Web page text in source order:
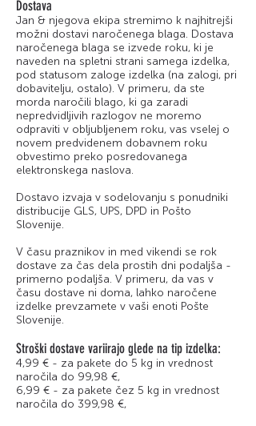
Dostava
Jan & njegova ekipa stremimo k najhitrejši
možni dostavi naročenega blaga. Dostava
naročenega blaga se izvede roku, ki je
naveden na spletni strani samega izdelka,
pod statusom zaloge izdelka (na zalogi, pri
dobavitelju, ostalo). V primeru, da ste
morda naročili blago, ki ga zaradi
nepredvidljivih razlogov ne moremo
odpraviti v obljubljenem roku, vas vselej o
novem predvidenem dobavnem roku
obvestimo preko posredovanega
elektronskega naslova.
Dostavo izvaja v sodelovanju s ponudniki
distribucije GLS, UPS, DPD in Pošto
Slovenije.
V času praznikov in med vikendi se rok
dostave za čas dela prostih dni podaljša -
primerno podaljša. V primeru, da vas v
času dostave ni doma, lahko naročene
izdelke prevzamete v vaši enoti Pošte
Slovenije.
Stroški dostave variirajo glede na tip izdelka:
4,99 € - za pakete do 5 kg in vrednost
naročila do 99,98 €,
6,99 € - za pakete čez 5 kg in vrednost
naročila do 399,98 €,